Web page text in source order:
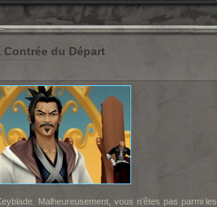
du Départ
Malheureusement, vous n'êtes pas parmi les